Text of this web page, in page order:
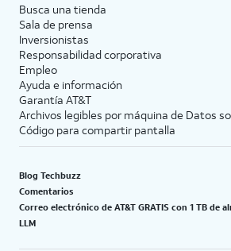
Busca una tienda
Sala de prensa
Inversionistas
Responsabilidad corporativa
Empleo
Ayuda e información
Garantía AT&T
Archivos legibles por máquina de Datos
Código para compartir pantalla
Blog Techbuzz
Comentarios
Correo electrónico de AT&T GRATIS con 1 TB de
LLM